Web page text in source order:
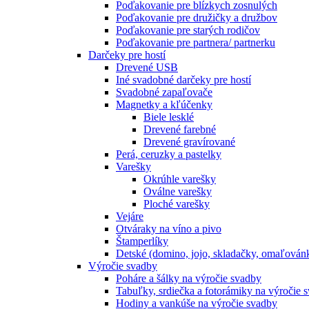
Poďakovanie pre blízkych zosnulých
Poďakovanie pre družičky a družbov
Poďakovanie pre starých rodičov
Poďakovanie pre partnera/ partnerku
Darčeky pre hostí
Drevené USB
Iné svadobné darčeky pre hostí
Svadobné zapaľovače
Magnetky a kľúčenky
Biele lesklé
Drevené farebné
Drevené gravírované
Perá, ceruzky a pastelky
Varešky
Okrúhle varešky
Oválne varešky
Ploché varešky
Vejáre
Otváraky na víno a pivo
Štamperlíky
Detské (domino, jojo, skladačky,
Výročie svadby
Poháre a šálky na výročie svadby
Tabuľky, srdiečka a fotorámiky na výročie
Hodiny a vankúše na výročie svadby